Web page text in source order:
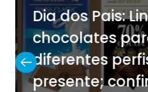
Dia dos Pais:
chocolates
diferentes
presente;